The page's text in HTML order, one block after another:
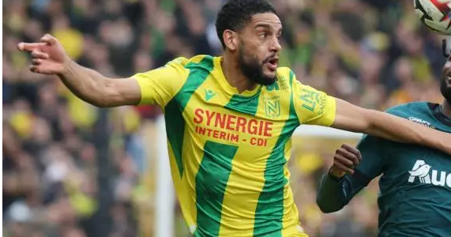
Duel au Sommet entre Lens
et Nantes : Un Match à Ne
Pas Manquer